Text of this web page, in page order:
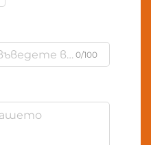
0/100